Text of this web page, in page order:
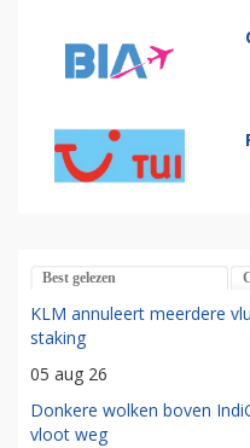
Best gelezen
KLM annuleert meerdere
staking
05 aug 26
Donkere wolken boven
vloot weg